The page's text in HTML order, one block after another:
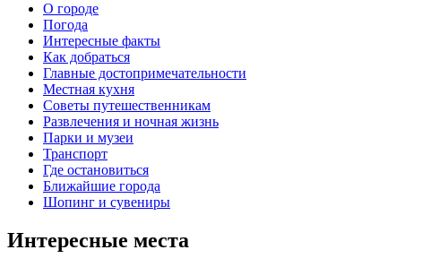
О городе
Погода
Интересные факты
Как добраться
Главные достопримечательности
Местная кухня
Советы путешественникам
Развлечения и ночная жизнь
Парки и музеи
Транспорт
Где остановиться
Ближайшие города
Шопинг и сувениры
Интересные места